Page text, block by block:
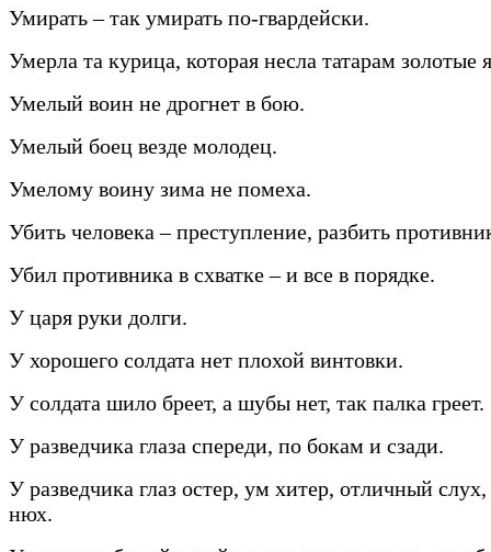
Умирать – так умирать по-гвардейски.
Умерла та курица, которая несла татарам золотые
Умелый воин не дрогнет в бою.
Умелый боец везде молодец.
Умелому воину зима не помеха.
Убить человека – преступление, разбить
Убил противника в схватке – и все в порядке.
У царя руки долги.
У хорошего солдата нет плохой винтовки.
У солдата шило бреет, а шубы нет, так палка греет.
У разведчика глаза спереди, по бокам и сзади.
У разведчика глаз остер, ум хитер, отличный
нюх.